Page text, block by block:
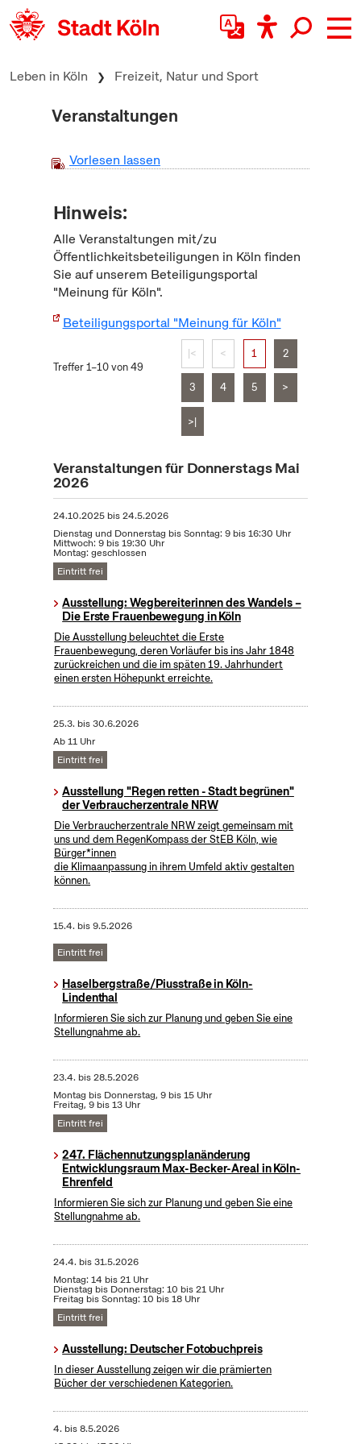
zum Inhalt springen
Leben in Köln Freizeit, Natur und Sport
Veranstaltungen
Vorlesen lassen
Hinweis:
Alle Veranstaltungen mit/zu
Öffentlichkeitsbeteiligungen in Köln finden
Sie auf unserem Beteiligungsportal
"Meinung für Köln".
Beteiligungsportal "Meinung für Köln"
Treffer 1–10 von 49
|< < 1 2
3 4 5 >
>|
Veranstaltungen für Donnerstags Mai
2026
24.10.2025bis24.5.2026
Dienstag und Donnerstag bis Sonntag: 9 bis 16:30 Uhr
Mittwoch: 9 bis 19:30 Uhr
Montag: geschlossen
Eintritt frei
Ausstellung: Wegbereiterinnen des Wandels –
Die Erste Frauenbewegung in Köln
Die Ausstellung beleuchtet die Erste
Frauenbewegung, deren Vorläufer bis ins Jahr 1848
zurückreichen und die im späten 19. Jahrhundert
einen ersten Höhepunkt erreichte.
25.3. bis30.6.2026
Ab 11 Uhr
Eintritt frei
Ausstellung "Regen retten - Stadt begrünen"
der Verbraucherzentrale NRW
Die Verbraucherzentrale NRW zeigt gemeinsam mit
uns und dem RegenKompass der StEB Köln, wie
Bürger*innen
die Klimaanpassung in ihrem Umfeld aktiv gestalten
können.
15.4. bis9.5.2026
Eintritt frei
Haselbergstraße/Piusstraße in Köln-
Lindenthal
Informieren Sie sich zur Planung und geben Sie eine
Stellungnahme ab.
23.4. bis28.5.2026
Montag bis Donnerstag, 9 bis 15 Uhr
Freitag, 9 bis 13 Uhr
Eintritt frei
247. Flächennutzungsplanänderung
Entwicklungsraum Max-Becker-Areal in Köln-
Ehrenfeld
Informieren Sie sich zur Planung und geben Sie eine
Stellungnahme ab.
24.4. bis31.5.2026
Montag: 14 bis 21 Uhr
Dienstag bis Donnerstag: 10 bis 21 Uhr
Freitag bis Sonntag: 10 bis 18 Uhr
Eintritt frei
Ausstellung: Deutscher Fotobuchpreis
In dieser Ausstellung zeigen wir die prämierten
Bücher der verschiedenen Kategorien.
4. bis8.5.2026